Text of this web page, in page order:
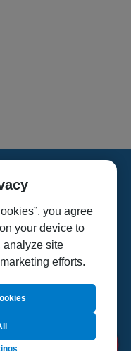
you agree
your device to
analyze site
efforts.